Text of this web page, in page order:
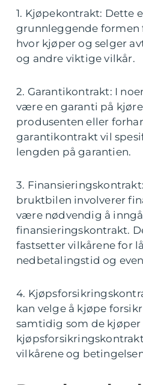
1. Kjøpekontrakt: Dette
grunnleggende
hvor kjøper og selger
og andre viktige vilkår.
2. Garantikontrakt: I
være en garanti på
produsenten eller
garantikontrakt vil
lengden på garantien.
3.
bruktbilen involverer
være nødvendig å
finansieringskontrakt.
fastsetter vilkårene for
nedbetalingstid og
4.
kan velge å kjøpe
samtidig som de kjøper
vilkårene og